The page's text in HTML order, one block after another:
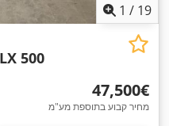
1 / 19
500
‏47,500 ‏€
מחיר קבוע בתוספת מע"מ